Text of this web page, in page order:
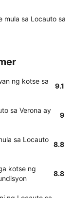
mula sa Locauto sa
ng kotse sa
9.1
sa Verona ay
9
sa Locauto
8.8
kotse ng
8.8